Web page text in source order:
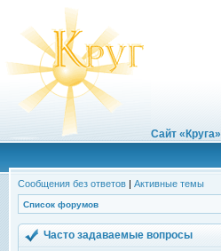
Сайт «Круга»
Сообщения без ответов | Активные темы
Список форумов
Часто задаваемые вопросы